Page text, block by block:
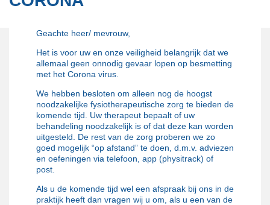
Geachte heer/ mevrouw,
Het is voor uw en onze veiligheid belangrijk dat we
allemaal geen onnodig gevaar lopen op besmetting
met het Corona virus.
We hebben besloten om alleen nog de hoogst
noodzakelijke fysiotherapeutische zorg te bieden de
komende tijd. Uw therapeut bepaalt of uw
behandeling noodzakelijk is of dat deze kan worden
uitgesteld. De rest van de zorg proberen we zo
goed mogelijk “op afstand” te doen, d.m.v. adviezen
en oefeningen via telefoon, app (physitrack) of
post.
Als u de komende tijd wel een afspraak bij ons in de
praktijk heeft dan vragen wij u om, als u een van de